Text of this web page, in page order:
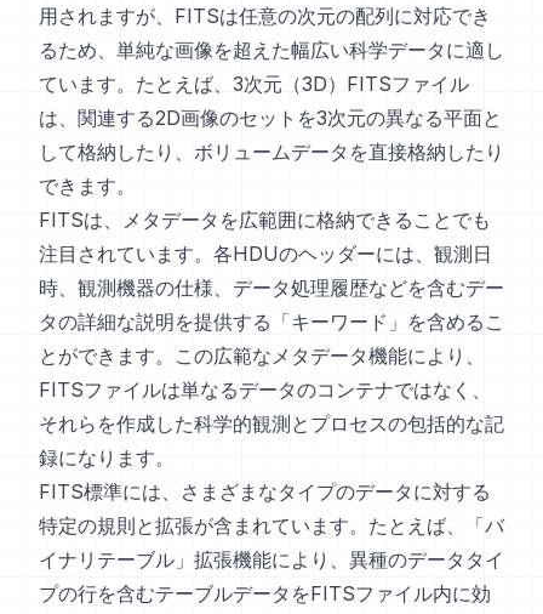
用されますが、FITSは任意の次元の配列に対応でき
るため、単純な画像を超えた幅広い科学データに適し
ています。たとえば、3次元（3D）FITSファイル
は、関連する2D画像のセットを3次元の異なる平面と
して格納したり、ボリュームデータを直接格納したり
できます。
FITSは、メタデータを広範囲に格納できることでも
注目されています。各HDUのヘッダーには、観測日
時、観測機器の仕様、データ処理履歴などを含むデー
タの詳細な説明を提供する「キーワード」を含めるこ
とができます。この広範なメタデータ機能により、
FITSファイルは単なるデータのコンテナではなく、
それらを作成した科学的観測とプロセスの包括的な記
録になります。
FITS標準には、さまざまなタイプのデータに対する
特定の規則と拡張が含まれています。たとえば、「バ
イナリテーブル」拡張機能により、異種のデータタイ
プの行を含むテーブルデータをFITSファイル内に効